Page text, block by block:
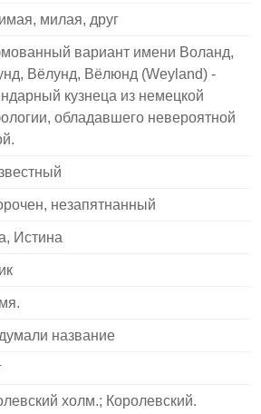
милая, друг
вариант имени Воланд,
Вёлунд, Вёлюнд (Weyland) -
кузнеца из немецкой
обладавшего невероятной
незапятнанный
Истина
название
холм.; Королевский.